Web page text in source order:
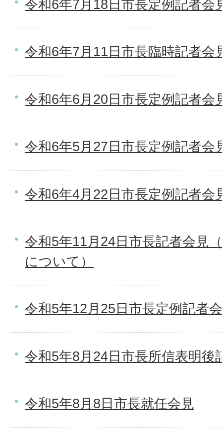
令和6年7月18日市長定例記者会
令和6年7月11日市長臨時記者会
令和6年6月20日市長定例記者会
令和6年5月27日市長定例記者会
令和6年4月22日市長定例記者会
令和5年11月24日市長記者会見
について）
令和5年12月25日市長定例記者
令和5年8月24日市長所信表明後
令和5年8月8日市長就任会見